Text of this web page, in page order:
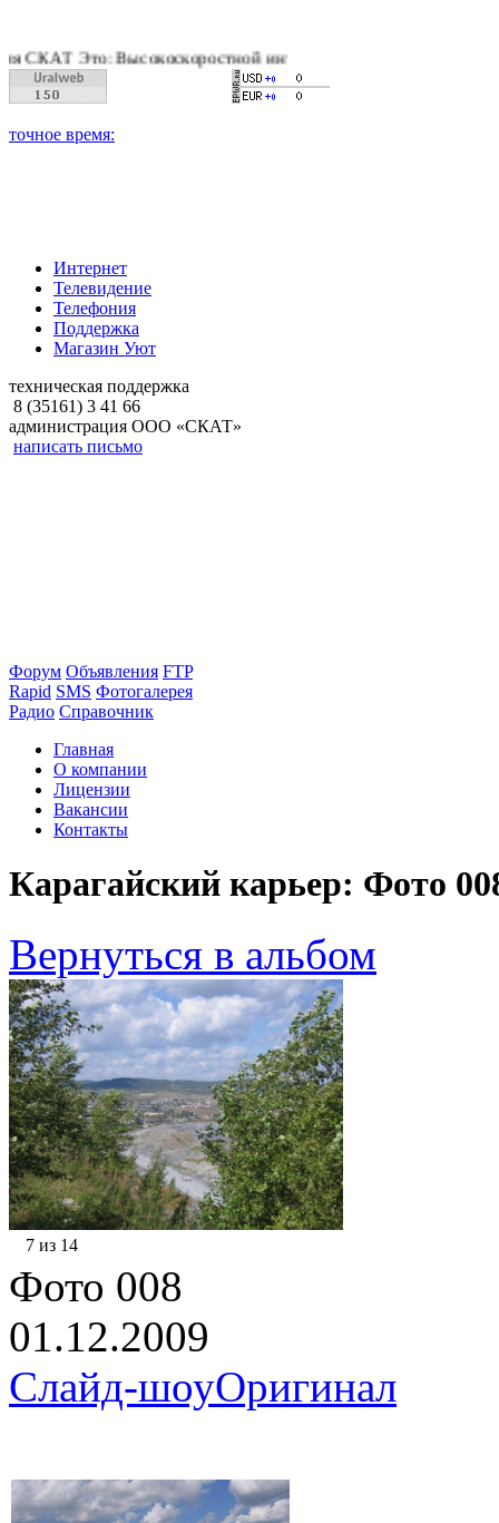
Это: Высокоскоростной интернет, качественное цифровое
Интернет
Телевидение
Телефония
Поддержка
Магазин Уют
техническая поддержка
8 (35161) 3 41 66
администрация ООО «СКАТ»
написать письмо
Форум Объявления FTP
Rapid SMS Фотогалерея
Радио Справочник
Главная
О компании
Лицензии
Вакансии
Контакты
Карагайский карьер: Фото
Вернуться в альбом
7 из 14
Фото 008
01.12.2009
Слайд-шоуОригинал